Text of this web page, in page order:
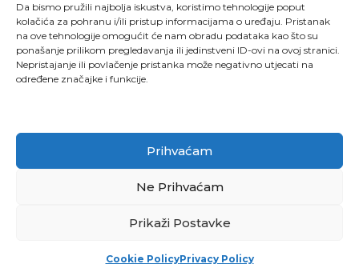
Da bismo pružili najbolja iskustva, koristimo tehnologije poput
kolačića za pohranu i/ili pristup informacijama o uređaju. Pristanak
na ove tehnologije omogućit će nam obradu podataka kao što su
ponašanje prilikom pregledavanja ili jedinstveni ID-ovi na ovoj stranici.
Nepristajanje ili povlačenje pristanka može negativno utjecati na
određene značajke i funkcije.
Prihvaćam
Ne Prihvaćam
Prikaži Postavke
Cookie PolicyPrivacy Policy
Adresa (Sjedište)
Pročitajte O Našim Uslugama